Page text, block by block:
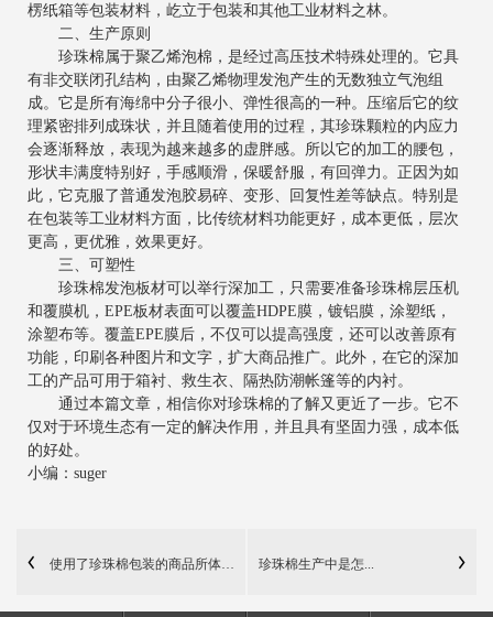
楞纸箱等包装材料，屹立于包装和其他工业材料之林。
二、生产原则
珍珠棉属于聚乙烯泡棉，是经过高压技术特殊处理的。它具
有非交联闭孔结构，由聚乙烯物理发泡产生的无数独立气泡组
成。它是所有海绵中分子很小、弹性很高的一种。压缩后它的纹
理紧密排列成珠状，并且随着使用的过程，其珍珠颗粒的内应力
会逐渐释放，表现为越来越多的虚胖感。所以它的加工的腰包，
形状丰满度特别好，手感顺滑，保暖舒服，有回弹力。正因为如
此，它克服了普通发泡胶易碎、变形、回复性差等缺点。特别是
在包装等工业材料方面，比传统材料功能更好，成本更低，层次
更高，更优雅，效果更好。
三、可塑性
珍珠棉发泡板材可以举行深加工，只需要准备珍珠棉层压机
和覆膜机，EPE板材表面可以覆盖HDPE膜，镀铝膜，涂塑纸，
涂塑布等。覆盖EPE膜后，不仅可以提高强度，还可以改善原有
功能，印刷各种图片和文字，扩大商品推广。此外，在它的深加
工的产品可用于箱衬、救生衣、隔热防潮帐篷等的内衬。
通过本篇文章，相信你对珍珠棉的了解又更近了一步。它不
仅对于环境生态有一定的解决作用，并且具有坚固力强，成本低
的好处。
小编：suger
使用了珍珠棉包装的商品所体现的优势珍珠棉生产中是怎...